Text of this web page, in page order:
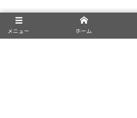
メニュー ホーム